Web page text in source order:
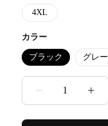
4XL
カラー
ブラック グレー
1